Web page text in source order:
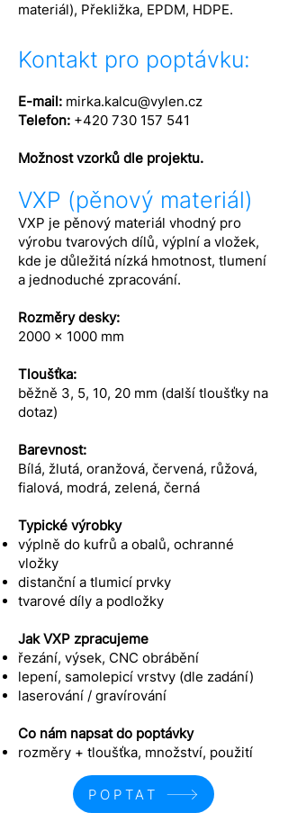
materiál), Překližka, EPDM, HDPE.
Kontakt pro poptávku:
E-mail: mirka.kalcu@vylen.cz
Telefon: +420 730 157 541
Možnost vzorků dle projektu.
VXP (pěnový materiál)
VXP je pěnový materiál vhodný pro
výrobu tvarových dílů, výplní a vložek,
kde je důležitá nízká hmotnost, tlumení
a jednoduché zpracování.
Rozměry desky:
2000 x 1000 mm
Tloušťka:
běžně 3, 5, 10, 20 mm (další tloušťky na
dotaz)
Barevnost:
Bílá, žlutá, oranžová, červená, růžová,
fialová, modrá, zelená, černá
Typické výrobky
výplně do kufrů a obalů, ochranné
vložky
distanční a tlumicí prvky
tvarové díly a podložky
Jak VXP zpracujeme
řezání, výsek, CNC obrábění
lepení, samolepicí vrstvy (dle zadání)
laserování / gravírování
Co nám napsat do poptávky
rozměry + tloušťka, množství, použití
POPTAT